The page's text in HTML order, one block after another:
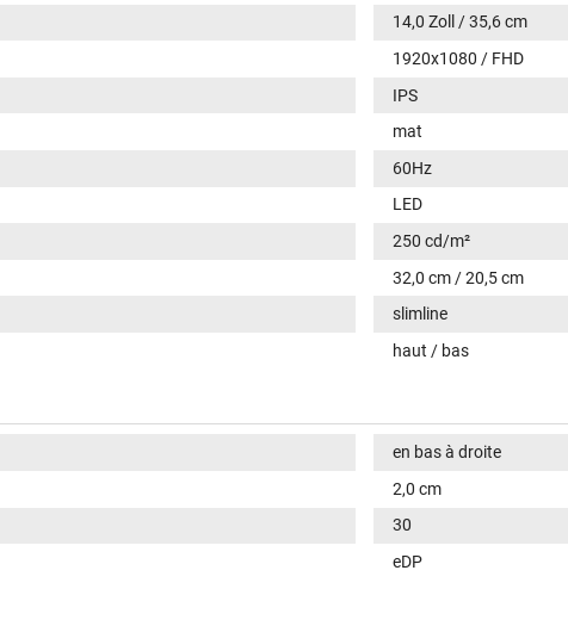
14,0 Zoll / 35,6 cm
1920x1080 / FHD
IPS
mat
60Hz
LED
250 cd/m²
32,0 cm / 20,5 cm
slimline
haut / bas
en bas à droite
2,0 cm
30
eDP